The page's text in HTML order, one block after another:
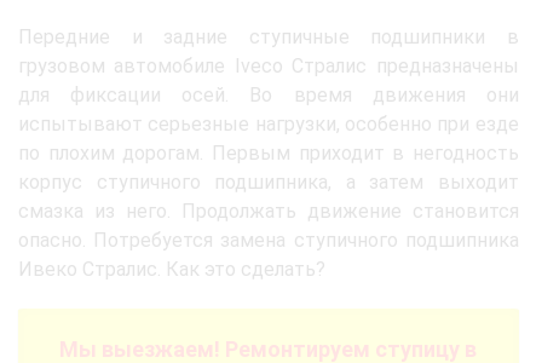
Передние и задние ступичные подшипники в
грузовом автомобиле Iveco Стралис предназначены
для фиксации осей. Во время движения они
испытывают серьезные нагрузки, особенно при езде
по плохим дорогам. Первым приходит в негодность
корпус ступичного подшипника, а затем выходит
смазка из него. Продолжать движение становится
опасно. Потребуется замена ступичного подшипника
Ивеко Стралис. Как это сделать?
Мы выезжаем! Ремонтируем ступицу в